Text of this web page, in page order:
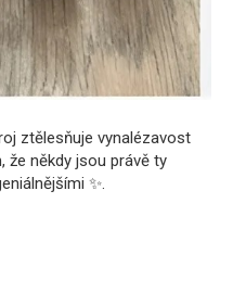
ztělesňuje vynalézavost
že někdy jsou právě ty
✨.